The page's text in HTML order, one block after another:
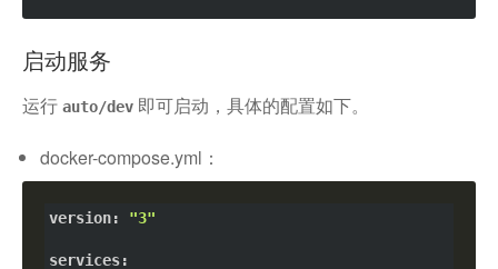
启动服务
运行 auto/dev 即可启动，具体的配置如下。
docker-compose.yml：
version: "3"
services: